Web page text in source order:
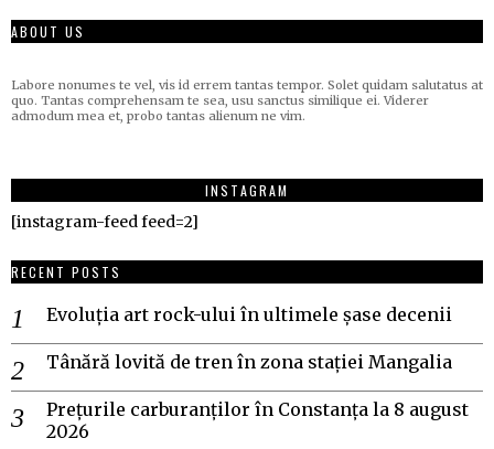
ABOUT US
Labore nonumes te vel, vis id errem tantas tempor. Solet quidam salutatus at
quo. Tantas comprehensam te sea, usu sanctus similique ei. Viderer
admodum mea et, probo tantas alienum ne vim.
INSTAGRAM
[instagram-feed feed=2]
RECENT POSTS
Evoluția art rock-ului în ultimele șase decenii
Tânără lovită de tren în zona stației Mangalia
Prețurile carburanților în Constanța la 8 august
2026